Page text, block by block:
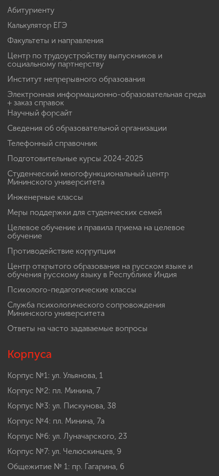
Абитуриенту
Калькулятор ЕГЭ
Факультеты и направления
Центр по трудоустройству выпускников и
социальному партнерству
Институт непрерывного образования
Электронная информационно-образовательная среда
+ заказ справок
Научный форсайт
Сведения об образовательной организации
Телефонный справочник
Подготовительные курсы 2024-2025
Студенческий многофункциональный центр
Мининского университета
Инженерные классы
Меры поддержки для студенческих семей
Целевое обучение и правила приема на целевое
обучение
Противодействие коррупции
Центр открытого образования на русском языке и
обучения русскому языку в Республике Индия
Психолого-педагогические классы
Служба психологического сопровождения
Мининского университета
Ответы на часто задаваемые вопросы
Корпуса
Корпус №1: ул. Ульянова, 1
Корпус №2: пл. Минина, 7
Корпус №3: ул. Пискунова, 38
Корпус №4: пл. Минина, 7а
Корпус №6: ул. Луначарского, 23
Корпус №7: ул. Челюскинцев, 9
Общежитие № 1: пр. Гагарина, 6